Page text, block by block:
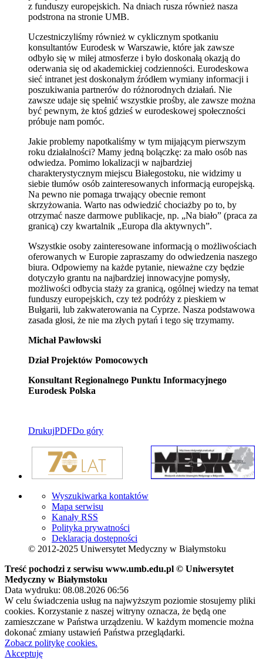
z funduszy europejskich. Na dniach rusza również nasza
podstrona na stronie UMB.
Uczestniczyliśmy również w cyklicznym spotkaniu
konsultantów Eurodesk w Warszawie, które jak zawsze
odbyło się w miłej atmosferze i było doskonałą okazją do
oderwania się od akademickiej codzienności. Eurodeskowa
sieć intranet jest doskonałym źródłem wymiany informacji i
poszukiwania partnerów do różnorodnych działań. Nie
zawsze udaje się spełnić wszystkie prośby, ale zawsze można
być pewnym, że ktoś gdzieś w eurodeskowej społeczności
próbuje nam pomóc.
Jakie problemy napotkaliśmy w tym mijającym pierwszym
roku działalności? Mamy jedną bolączkę: za mało osób nas
odwiedza. Pomimo lokalizacji w najbardziej
charakterystycznym miejscu Białegostoku, nie widzimy u
siebie tłumów osób zainteresowanych informacją europejską.
Na pewno nie pomaga trwający obecnie remont
skrzyżowania. Warto nas odwiedzić chociażby po to, by
otrzymać nasze darmowe publikacje, np. „Na biało” (praca za
granicą) czy kwartalnik „Europa dla aktywnych”.
Wszystkie osoby zainteresowane informacją o możliwościach
oferowanych w Europie zapraszamy do odwiedzenia naszego
biura. Odpowiemy na każde pytanie, nieważne czy będzie
dotyczyło grantu na najbardziej innowacyjne pomysły,
możliwości odbycia staży za granicą, ogólnej wiedzy na temat
funduszy europejskich, czy też podróży z pieskiem w
Bułgarii, lub zakwaterowania na Cyprze. Nasza podstawowa
zasada głosi, że nie ma złych pytań i tego się trzymamy.
Michał Pawłowski
Dział Projektów Pomocowych
Konsultant Regionalnego Punktu Informacyjnego
Eurodesk Polska
DrukujPDFDo góry
Wyszukiwarka kontaktów
Mapa serwisu
Kanały RSS
Polityka prywatności
Deklaracja dostępności
© 2012-2025 Uniwersytet Medyczny w Białymstoku
Treść pochodzi z serwisu www.umb.edu.pl © Uniwersytet
Medyczny w Białymstoku
Data wydruku: 08.08.2026 06:56
W celu świadczenia usług na najwyższym poziomie stosujemy pliki
cookies. Korzystanie z naszej witryny oznacza, że będą one
zamieszczane w Państwa urządzeniu. W każdym momencie można
dokonać zmiany ustawień Państwa przeglądarki.
Zobacz politykę cookies.
Akceptuję